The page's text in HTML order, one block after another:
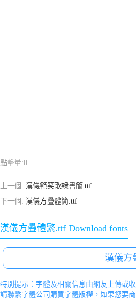
點擊量:0
上一個: 漢儀範笑歌隸書簡.ttf
下一個: 漢儀方疊體簡.ttf
漢儀方疊體繁.ttf Download fonts
漢儀方
特別提示：字體及相關信息由網友上傳或
請聯繫字體公司購買字體版權，如果您要